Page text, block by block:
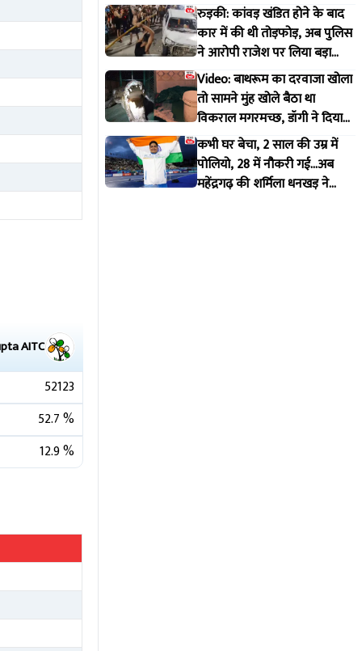
AITC
52123
52.7%
12.9%
रुड़की: कांवड़ खंडित होने के बाद
कार में की थी तोड़फोड़, अब पुलिस
ने आरोपी राजेश पर लिया बड़ा
एक्शन
Video: बाथरूम का दरवाजा खोला
तो सामने मुंह खोले बैठा था
विकराल मगरमच्छ, डॉगी ने दिया
मकान मालिक को इशारा
कभी घर बेचा, 2 साल की उम्र में
पोलियो, 28 में नौकरी गई...अब
महेंद्रगढ़ की शर्मिला धनखड़ ने